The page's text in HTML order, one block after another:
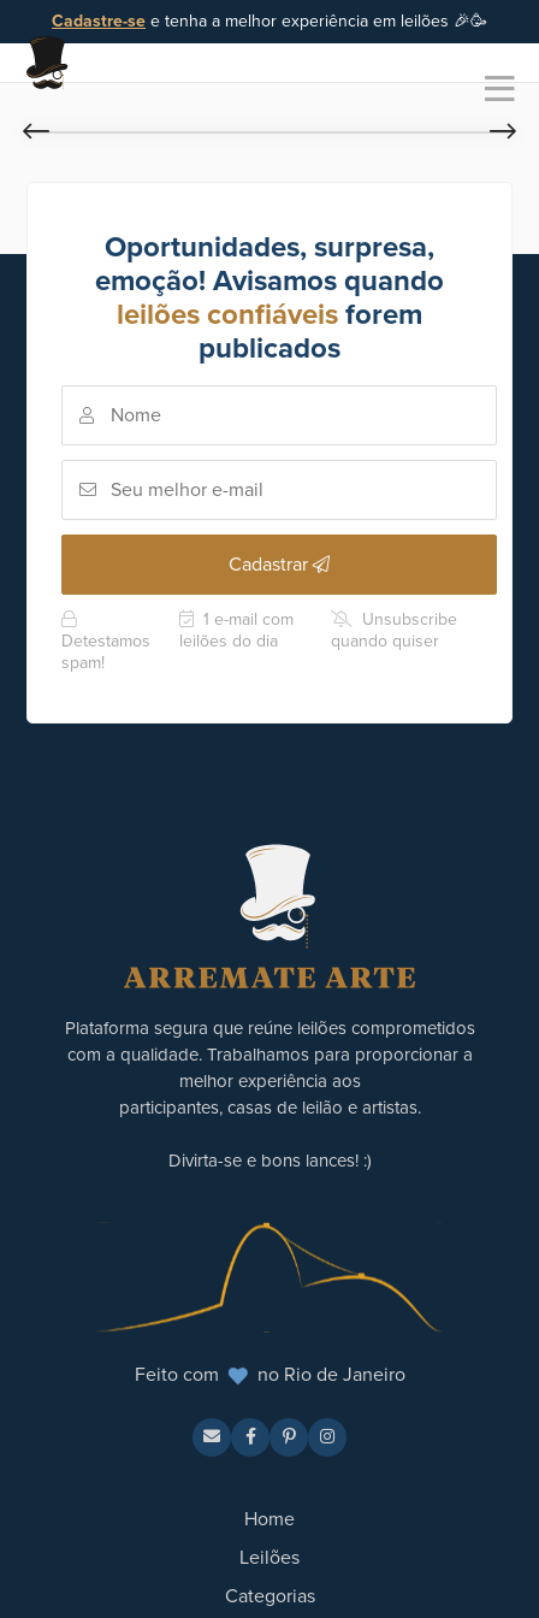
Cadastre-se e tenha a melhor experiência em leilões 🎉🥳
Oportunidades, surpresa,
emoção! Avisamos quando
leilões confiáveis forem
publicados
Cadastrar
Detestamos
spam!
1 e-mail com
leilões do dia
Unsubscribe
quando quiser
Plataforma segura que reúne leilões comprometidos
com a qualidade. Trabalhamos para proporcionar a
melhor experiência aos
participantes, casas de leilão e artistas.
Divirta-se e bons lances! :)
Feito com no Rio de Janeiro
Home
Leilões
Categorias